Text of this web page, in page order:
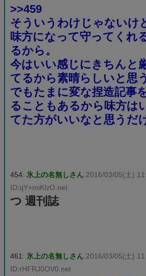
>>459
そういうわけじゃないけ
味方になって守ってくれ
るから。
今はいい感じにきちんと
てるから素晴らしいと思
でもたまに変な捏造記事
ることもあるから味方は
てた方がいいなと思うだ
454: 氷上の名無しさん 2016/03/05(土)
ID:qY+miKlzO.net
つ 週刊誌
461: 氷上の名無しさん 2016/03/05(土)
ID:rHFRJ0OV0.net